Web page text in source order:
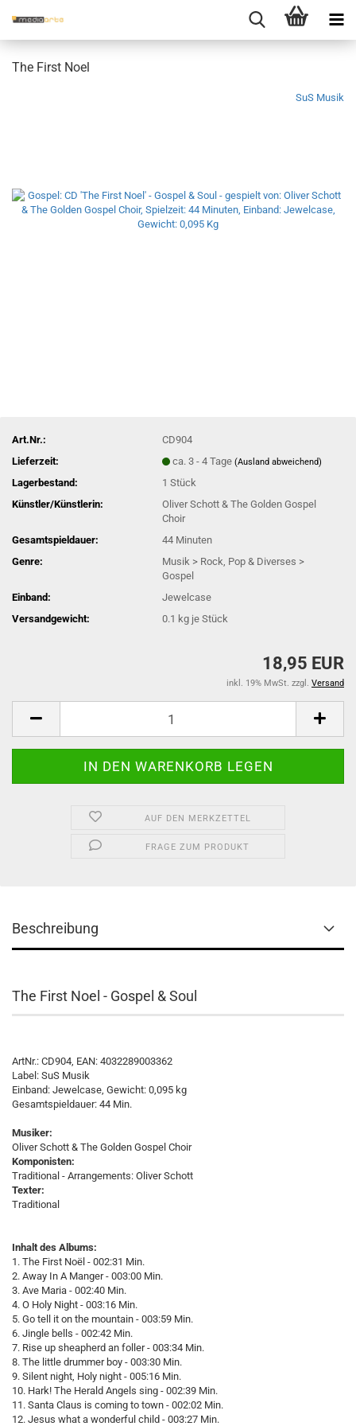
The First Noel
SuS Musik
Art.Nr.:
CD904
Lieferzeit:
ca. 3 - 4 Tage(Ausland abweichend)
Lagerbestand: 1Stück
Künstler/Künstlerin:
Oliver Schott & The Golden Gospel
Choir
Gesamtspieldauer:
44 Minuten
Genre:
Musik > Rock, Pop & Diverses >
Gospel
Einband:
Jewelcase
Versandgewicht:
0.1 kg je Stück
18,95 EUR
inkl. 19% MwSt. zzgl. Versand
AUF DEN MERKZETTEL
FRAGE ZUM PRODUKT
Beschreibung
The First Noel - Gospel & Soul
ArtNr.: CD904, EAN: 4032289003362
Label: SuS Musik
Einband: Jewelcase, Gewicht: 0,095 kg
Gesamtspieldauer: 44 Min.
Musiker:
Oliver Schott & The Golden Gospel Choir
Komponisten:
Traditional - Arrangements: Oliver Schott
Texter:
Traditional
Inhalt des Albums:
1. The First Noël - 002:31 Min.
2. Away In A Manger - 003:00 Min.
3. Ave Maria - 002:40 Min.
4. O Holy Night - 003:16 Min.
5. Go tell it on the mountain - 003:59 Min.
6. Jingle bells - 002:42 Min.
7. Rise up sheapherd an foller - 003:34 Min.
8. The little drummer boy - 003:30 Min.
9. Silent night, Holy night - 005:16 Min.
10. Hark! The Herald Angels sing - 002:39 Min.
11. Santa Claus is coming to town - 002:02 Min.
12. Jesus what a wonderful child - 003:27 Min.